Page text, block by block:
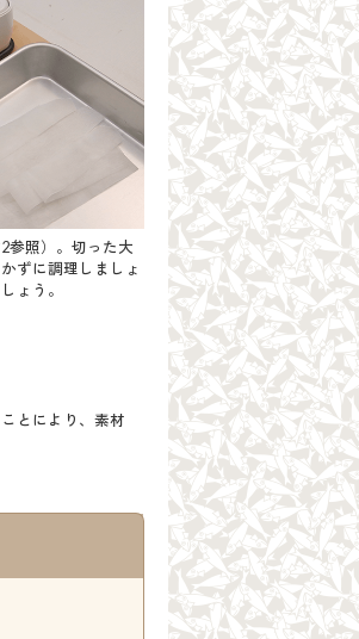
参照） 。切った大
ずに調理しましょ
ょう。
とにより、素材